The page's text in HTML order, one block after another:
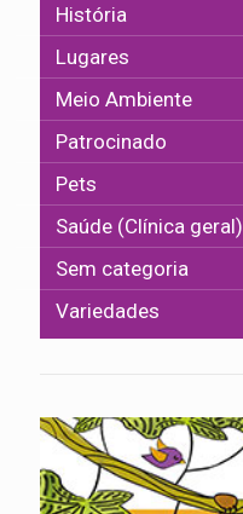
História
Lugares
Meio Ambiente
Patrocinado
Pets
Saúde (Clínica geral)
Sem categoria
Variedades